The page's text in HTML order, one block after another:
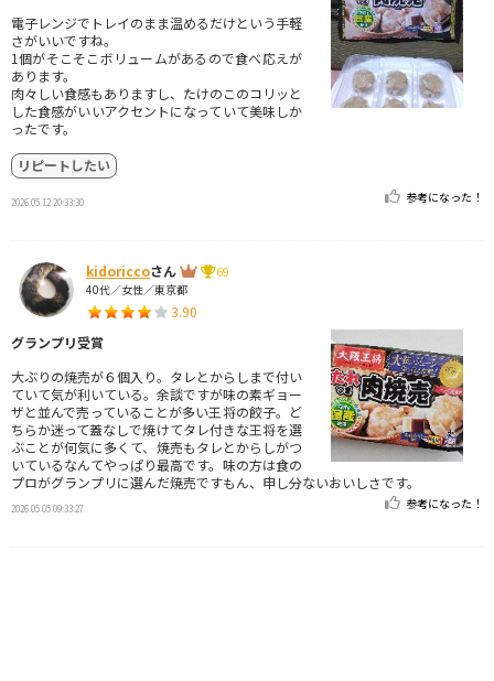
電子レンジでトレイのまま温めるだけという手軽
さがいいですね。
1個がそこそこボリュームがあるので食べ応えが
あります。
肉々しい食感もありますし、たけのこのコリッと
した食感がいいアクセントになっていて美味しか
ったです。
リピートしたい
2026.05.12 20:33:30 参考になった！
kidoriccoさん
69
40代／女性／東京都
3.90
グランプリ受賞
大ぶりの焼売が６個入り。タレとからしまで付い
ていて気が利いている。余談ですが味の素ギョー
ザと並んで売っていることが多い王将の餃子。ど
ちらか迷って蓋なしで焼けてタレ付きな王将を選
ぶことが何気に多くて、焼売もタレとからしがつ
いているなんてやっぱり最高です。味の方は食の
プロがグランプリに選んだ焼売ですもん、申し分ないおいしさです。
2026.05.05 09:33:27 参考になった！